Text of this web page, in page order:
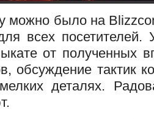
можно было на
всех посетителей.
от полученных
обсуждение тактик
деталях.